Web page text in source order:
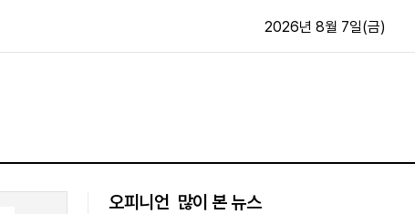
지면보기
구독신청
2026년 8월 7일(금)
오피니언 많이 본 뉴스